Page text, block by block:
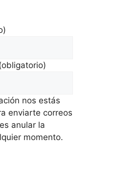
nos estás
enviarte correos
anular la
momento.